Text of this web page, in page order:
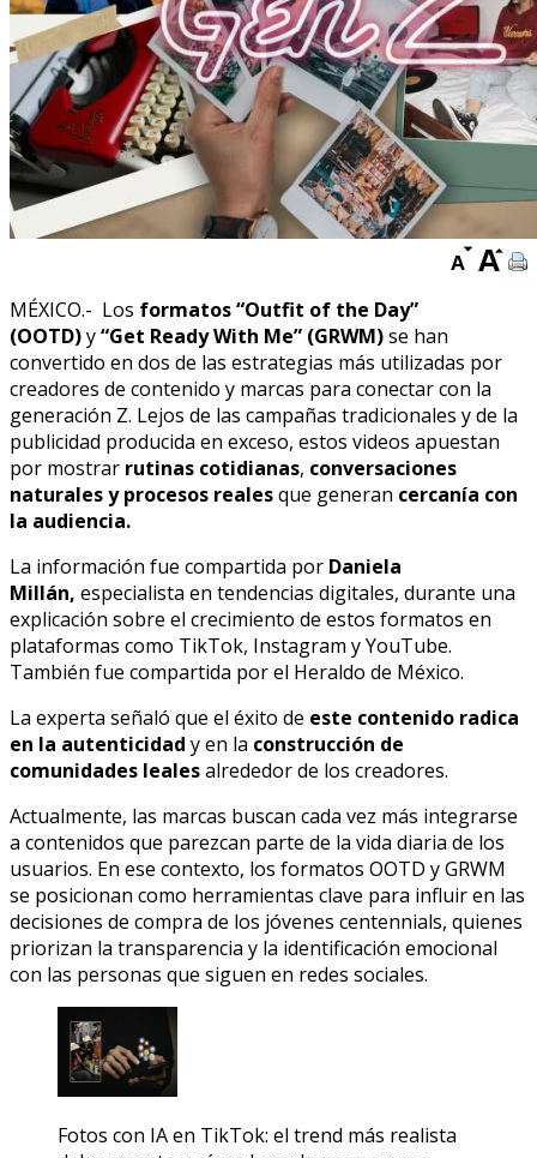
MÉXICO.- Los formatos “Outfit of the Day”
(OOTD)y“Get Ready With Me” (GRWM)se han
convertido en dos de las estrategias más utilizadas por
creadores de contenido y marcas para conectar con la
generación Z. Lejos de las campañas tradicionales y de la
publicidad producida en exceso, estos videos apuestan
por mostrar rutinas cotidianas, conversaciones
naturales y procesos realesque generan cercanía con
la audiencia.
La información fue compartida por Daniela
Millán, especialista en tendencias digitales, durante una
explicación sobre el crecimiento de estos formatos en
plataformas como TikTok, Instagram y YouTube.
También fue compartida por el Heraldo de México.
La experta señaló que el éxito de este contenido radica
en la autenticidad y en la construcción de
comunidades lealesalrededor de los creadores.
Actualmente, las marcas buscan cada vez más integrarse
a contenidos que parezcan parte de la vida diaria de los
usuarios. En ese contexto, los formatos OOTD y GRWM
se posicionan como herramientas clave para influir en las
decisiones de compra de los jóvenes centennials, quienes
priorizan la transparencia y la identificación emocional
con las personas que siguen en redes sociales.
Fotos con IA en TikTok: el trend más realista